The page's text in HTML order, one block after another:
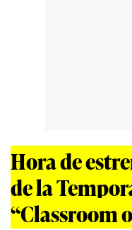
Hora de
de la
“Classroom